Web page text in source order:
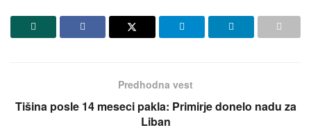
Predhodna vest
Tišina posle 14 meseci pakla: Primirјe donelo nadu za
Liban